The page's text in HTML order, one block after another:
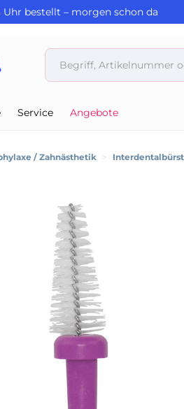
Uhr bestellt – morgen schon da
Service Angebote
/ Zahnästhetik >